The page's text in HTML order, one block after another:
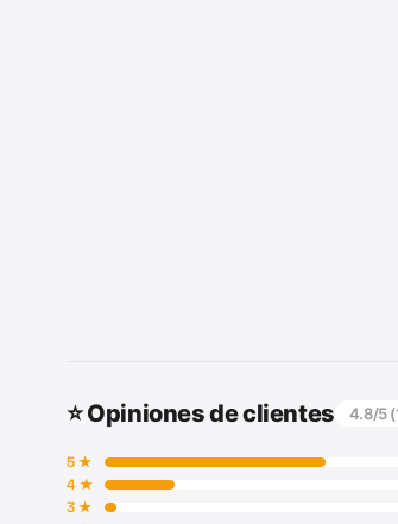
⭐ Opiniones de clientes 4.8/5 (
5★
4★
3★